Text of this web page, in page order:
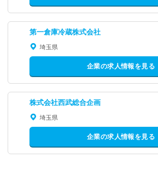
第一倉庫冷蔵株式会社
埼玉県
企業の求人情報を見る
株式会社西武総合企画
埼玉県
企業の求人情報を見る